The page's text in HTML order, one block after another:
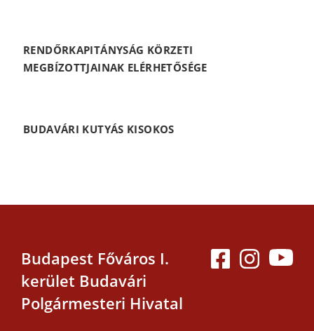
RENDŐRKAPITÁNYSÁG KÖRZETI
MEGBÍZOTTJAINAK ELÉRHETŐSÉGE
BUDAVÁRI KUTYÁS KISOKOS
Budapest Főváros I.
kerület Budavári
Polgármesteri Hivatal